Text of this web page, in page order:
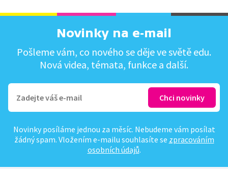
Novinky na e-mail
Pošleme vám, co nového se děje ve světě edu.
Nová videa, témata, funkce a další.
Novinky posíláme jednou za měsíc. Nebudeme vám posílat
žádný spam. Vložením e-mailu souhlasíte se zpracováním
osobních údajů.